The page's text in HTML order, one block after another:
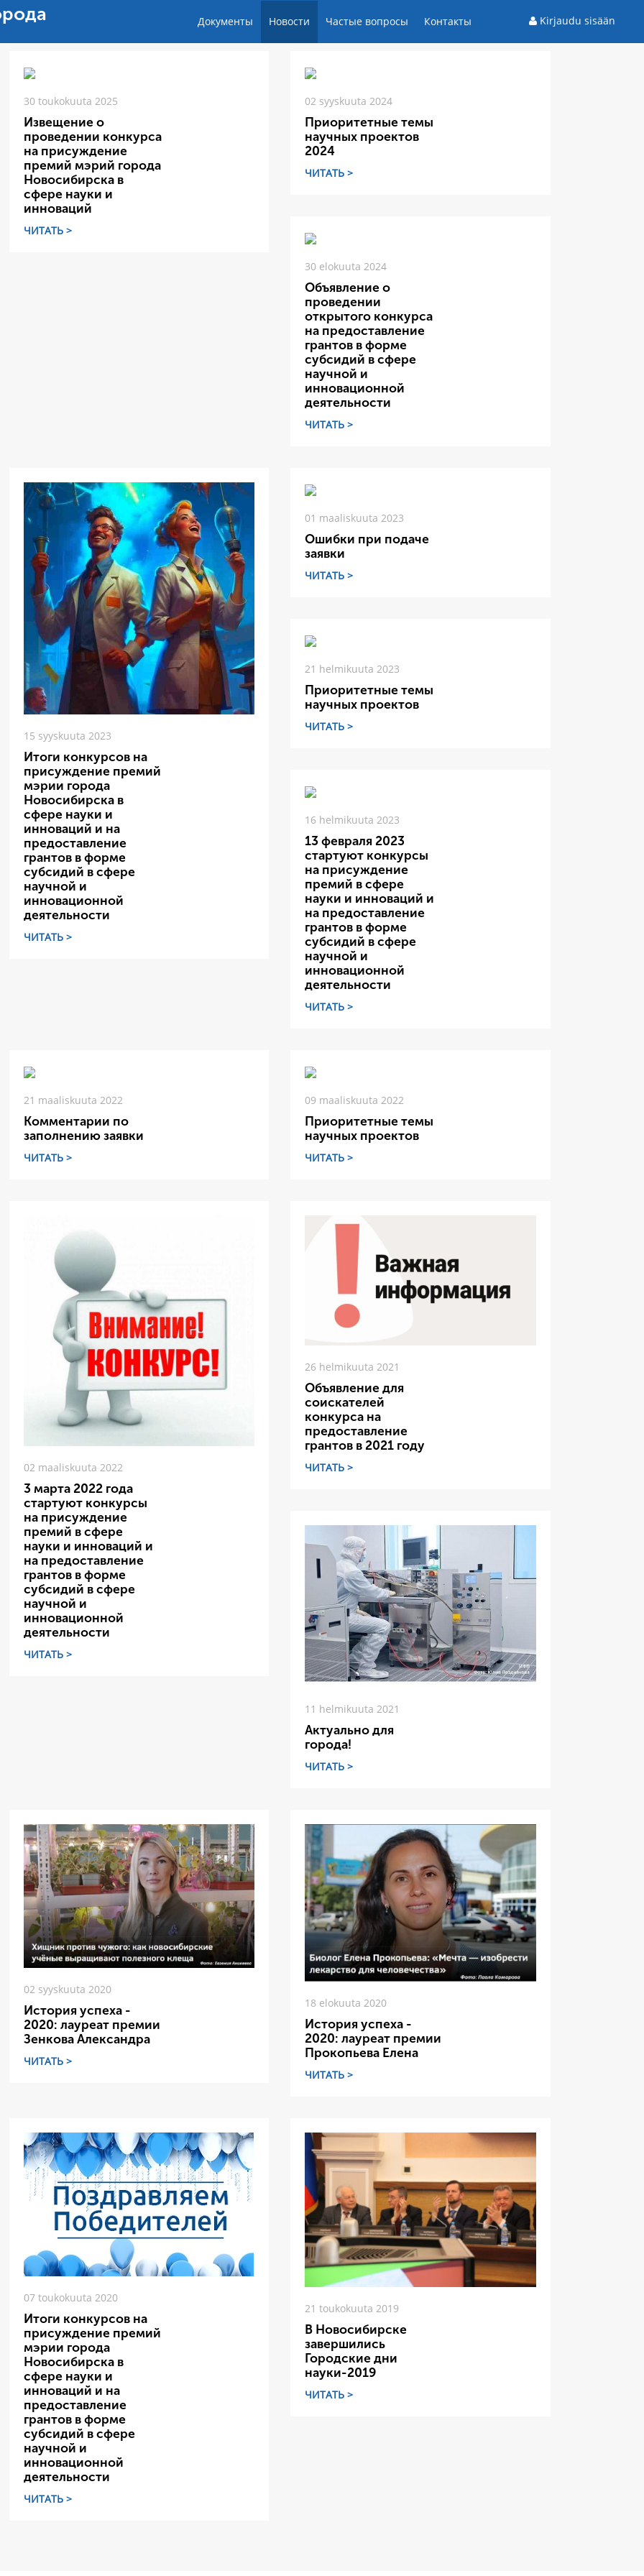
Документы Новости Частые вопросы Контакты Kirjaudu sisään
30 toukokuuta 2025
Извещение о
проведении конкурса
на присуждение
премий мэрий города
Новосибирска в
сфере науки и
инноваций
ЧИТАТЬ >
02 syyskuuta 2024
Приоритетные темы
научных проектов
2024
ЧИТАТЬ >
30 elokuuta 2024
Объявление о
проведении
открытого конкурса
на предоставление
грантов в форме
субсидий в сфере
научной и
инновационной
деятельности
ЧИТАТЬ >
15 syyskuuta 2023
Итоги конкурсов на
присуждение премий
мэрии города
Новосибирска в
сфере науки и
инноваций и на
предоставление
грантов в форме
субсидий в сфере
научной и
инновационной
деятельности
ЧИТАТЬ >
01 maaliskuuta 2023
Ошибки при подаче
заявки
ЧИТАТЬ >
21 helmikuuta 2023
Приоритетные темы
научных проектов
ЧИТАТЬ >
16 helmikuuta 2023
13 февраля 2023
стартуют конкурсы
на присуждение
премий в сфере
науки и инноваций и
на предоставление
грантов в форме
субсидий в сфере
научной и
инновационной
деятельности
ЧИТАТЬ >
21 maaliskuuta 2022
Комментарии по
заполнению заявки
ЧИТАТЬ >
09 maaliskuuta 2022
Приоритетные темы
научных проектов
ЧИТАТЬ >
02 maaliskuuta 2022
3 марта 2022 года
стартуют конкурсы
на присуждение
премий в сфере
науки и инноваций и
на предоставление
грантов в форме
субсидий в сфере
научной и
инновационной
деятельности
ЧИТАТЬ >
26 helmikuuta 2021
Объявление для
соискателей
конкурса на
предоставление
грантов в 2021 году
ЧИТАТЬ >
11 helmikuuta 2021
Актуально для
города!
ЧИТАТЬ >
02 syyskuuta 2020
История успеха -
2020: лауреат премии
Зенкова Александра
ЧИТАТЬ >
18 elokuuta 2020
История успеха -
2020: лауреат премии
Прокопьева Елена
ЧИТАТЬ >
07 toukokuuta 2020
Итоги конкурсов на
присуждение премий
мэрии города
Новосибирска в
сфере науки и
инноваций и на
предоставление
грантов в форме
субсидий в сфере
научной и
инновационной
деятельности
ЧИТАТЬ >
21 toukokuuta 2019
В Новосибирске
завершились
Городские дни
науки-2019
ЧИТАТЬ >